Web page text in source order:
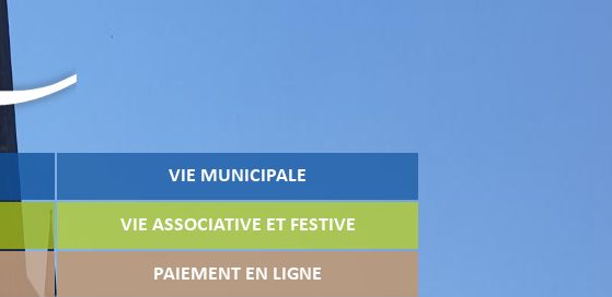
VIE MUNICIPALE
VIE ASSOCIATIVE ET FESTIVE
PAIEMENT EN LIGNE